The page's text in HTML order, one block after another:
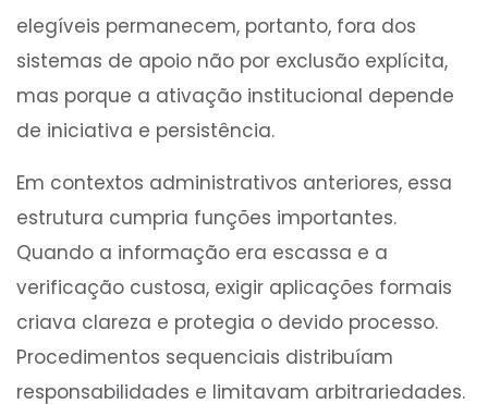
elegíveis permanecem, portanto, fora dos
sistemas de apoio não por exclusão explícita,
mas porque a ativação institucional depende
de iniciativa e persistência.
Em contextos administrativos anteriores, essa
estrutura cumpria funções importantes.
Quando a informação era escassa e a
verificação custosa, exigir aplicações formais
criava clareza e protegia o devido processo.
Procedimentos sequenciais distribuíam
responsabilidades e limitavam arbitrariedades.